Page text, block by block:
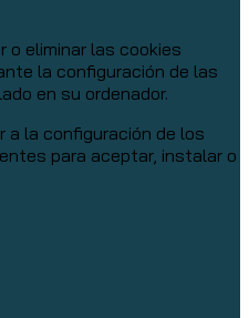
o eliminar las cookies
la configuración de las
en su ordenador.
a la configuración de los
para aceptar, instalar o